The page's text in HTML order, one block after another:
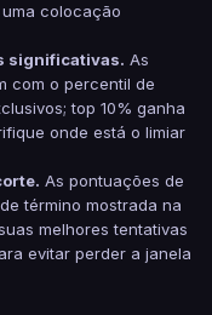
colocação
significativas. As
com o percentil de
top 10% ganha
onde está o limiar
As pontuações de
término mostrada na
melhores tentativas
evitar perder a janela